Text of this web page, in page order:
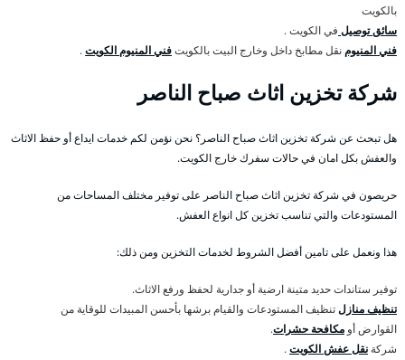
بالكويت
سائق توصيل في الكويت .
فني المنيومنقل مطابخ داخل وخارج البيت بالكويتفني المنيوم الكويت.
شركة تخزين اثاث صباح الناصر
هل تبحث عن شركة تخزين اثاث صباح الناصر؟ نحن نؤمن لكم خدمات ايداع أو حفظ الاثاث
والعفش بكل امان في حالات سفرك خارج الكويت.
حريصون في شركة تخزين اثاث صباح الناصر على توفير مختلف المساحات من
المستودعات والتي تناسب تخزين كل انواع العفش.
هذا ونعمل على تامين أفضل الشروط لخدمات التخزين ومن ذلك:
توفير ستاندات حديد متينة ارضية أو جدارية لحفظ ورفع الاثاث.
تنظيف منازلتنظيف المستودعات والقيام برشها بأحسن المبيدات للوقاية من
القوارض أو مكافحة حشرات.
شركة نقل عفش الكويت.